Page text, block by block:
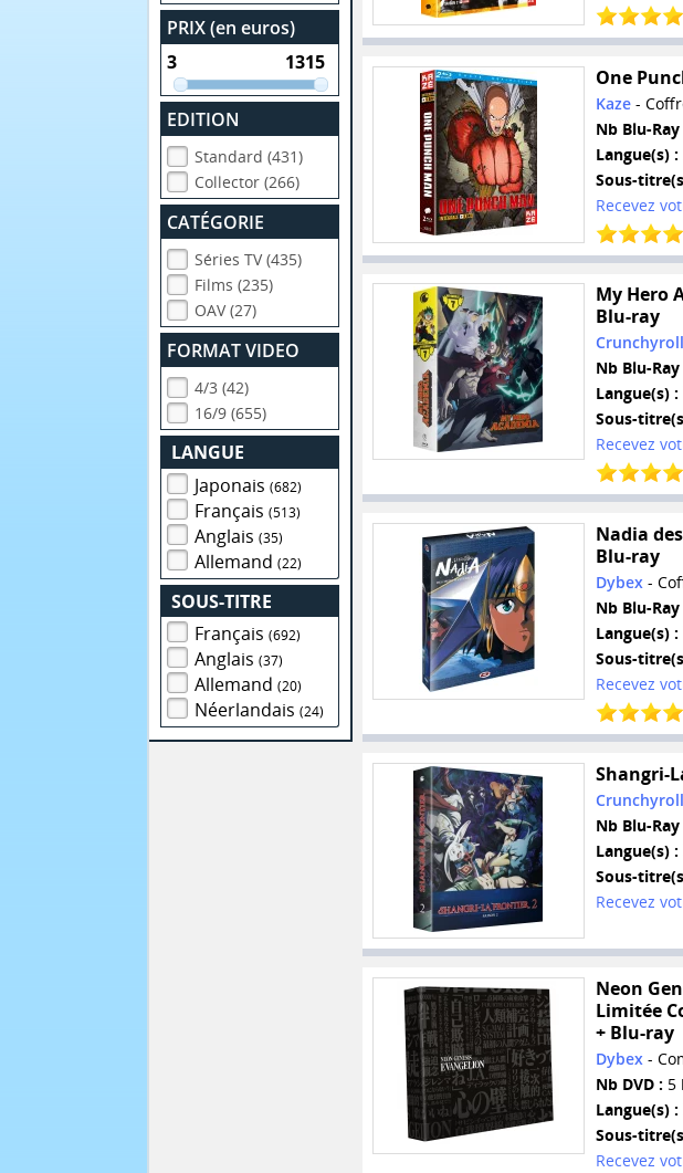
PRIX (en euros)
EDITION
Standard (431)
Collector (266)
CATÉGORIE
Séries TV (435)
Films (235)
OAV (27)
FORMAT VIDEO
4/3 (42)
16/9 (655)
LANGUE
Japonais(682)
Français(513)
Anglais(35)
Allemand(22)
SOUS-TITRE
Français(692)
Anglais(37)
Allemand(20)
Néerlandais(24)
One
Kaze-
Nb Blu-Ray
Langue(s) :
Sous-
Recevez
My Hero
Blu-ray
Crunchyroll
Nb Blu-Ray
Langue(s) :
Sous-
Recevez
Nadia
Blu-ray
Dybex-
Nb Blu-Ray
Langue(s) :
Sous-
Recevez
Shangri-
Crunchyroll
Nb Blu-Ray
Langue(s) :
Sous-
Recevez
Neon
Limitée
+ Blu-ray
Dybex-
Nb DVD : 5
Langue(s) :
Sous-
Recevez